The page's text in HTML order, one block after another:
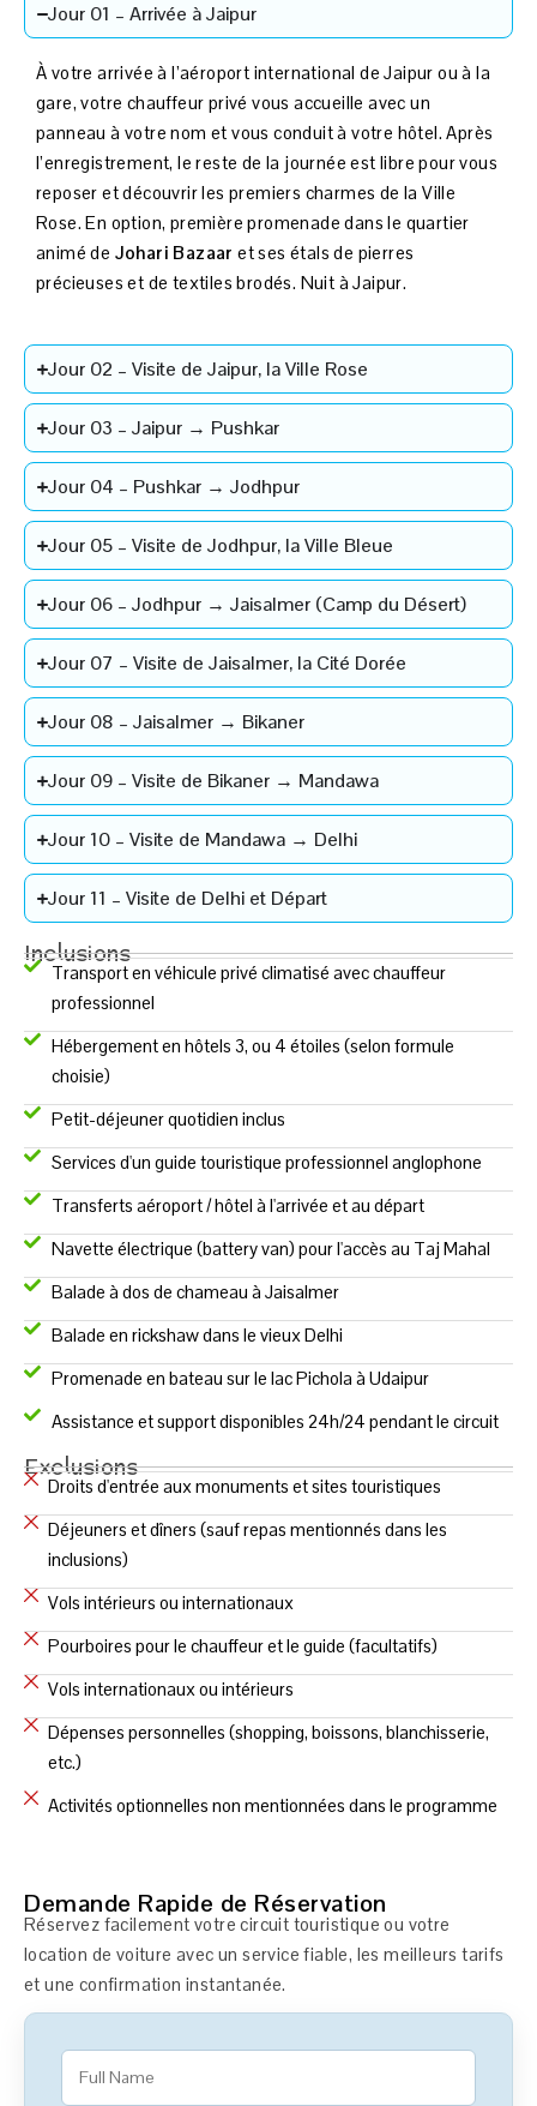
Jour 01 – Arrivée à Jaipur
À votre arrivée à l’aéroport international de Jaipur ou à la
gare, votre chauffeur privé vous accueille avec un
panneau à votre nom et vous conduit à votre hôtel. Après
l’enregistrement, le reste de la journée est libre pour vous
reposer et découvrir les premiers charmes de la Ville
Rose. En option, première promenade dans le quartier
animé de Johari Bazaar et ses étals de pierres
précieuses et de textiles brodés. Nuit à Jaipur.
Jour 02 – Visite de Jaipur, la Ville Rose
Jour 03 – Jaipur → Pushkar
Jour 04 – Pushkar → Jodhpur
Jour 05 – Visite de Jodhpur, la Ville Bleue
Jour 06 – Jodhpur → Jaisalmer (Camp du Désert)
Jour 07 – Visite de Jaisalmer, la Cité Dorée
Jour 08 – Jaisalmer → Bikaner
Jour 09 – Visite de Bikaner → Mandawa
Jour 10 – Visite de Mandawa → Delhi
Jour 11 – Visite de Delhi et Départ
Inclusions
Transport en véhicule privé climatisé avec chauffeur
professionnel
Hébergement en hôtels 3, ou 4 étoiles (selon formule
choisie)
Petit-déjeuner quotidien inclus
Services d'un guide touristique professionnel anglophone
Transferts aéroport / hôtel à l'arrivée et au départ
Navette électrique (battery van) pour l'accès au Taj Mahal
Balade à dos de chameau à Jaisalmer
Balade en rickshaw dans le vieux Delhi
Promenade en bateau sur le lac Pichola à Udaipur
Assistance et support disponibles 24h/24 pendant le circuit
Exclusions
Droits d'entrée aux monuments et sites touristiques
Déjeuners et dîners (sauf repas mentionnés dans les
inclusions)
Vols intérieurs ou internationaux
Pourboires pour le chauffeur et le guide (facultatifs)
Vols internationaux ou intérieurs
Dépenses personnelles (shopping, boissons, blanchisserie,
etc.)
Activités optionnelles non mentionnées dans le programme
Demande Rapide de Réservation
Réservez facilement votre circuit touristique ou votre
location de voiture avec un service fiable, les meilleurs tarifs
et une confirmation instantanée.